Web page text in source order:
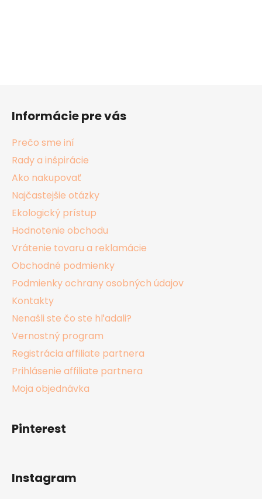
Informácie pre vás
Prečo sme iní
Rady a inšpirácie
Ako nakupovať
Najčastejšie otázky
Ekologický prístup
Hodnotenie obchodu
Vrátenie tovaru a reklamácie
Obchodné podmienky
Podmienky ochrany osobných údajov
Kontakty
Nenašli ste čo ste hľadali?
Vernostný program
Registrácia affiliate partnera
Prihlásenie affiliate partnera
Moja objednávka
Pinterest
Instagram